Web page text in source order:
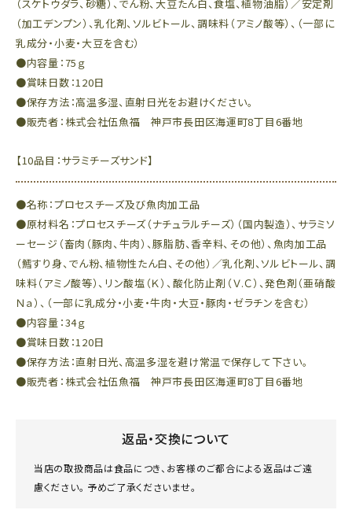
（スケトウダラ、砂糖）、でん粉、大豆たん白、食塩、植物油脂）／安定剤
（加工デンプン）、乳化剤、ソルビトール、調味料（アミノ酸等）、（一部に
乳成分・小麦・大豆を含む）
●内容量：75ｇ
●賞味日数：120日
●保存方法：高温多湿、直射日光をお避けください。
●販売者：株式会社伍魚福 神戸市長田区海運町8丁目6番地
【10品目：サラミチーズサンド】
●名称：プロセスチーズ及び魚肉加工品
●原材料名：プロセスチーズ（ナチュラルチーズ）（国内製造）、サラミソ
ーセージ（畜肉（豚肉、牛肉）、豚脂肪、香辛料、その他）、魚肉加工品
（鱈すり身、でん粉、植物性たん白、その他）／乳化剤、ソルビトール、調
味料（アミノ酸等）、リン酸塩（Ｋ）、酸化防止剤（Ｖ.Ｃ）、発色剤（亜硝酸
Ｎａ）、（一部に乳成分・小麦・牛肉・大豆・豚肉・ゼラチンを含む）
●内容量：34ｇ
●賞味日数：120日
●保存方法：直射日光、高温多湿を避け常温で保存して下さい。
●販売者：株式会社伍魚福 神戸市長田区海運町8丁目6番地
返品・交換について
当店の取扱商品は食品につき、お客様のご都合による返品はご遠
慮ください。 予めご了承くださいませ。